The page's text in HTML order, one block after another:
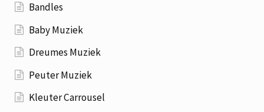
Bandles
Baby Muziek
Dreumes Muziek
Peuter Muziek
Kleuter Carrousel